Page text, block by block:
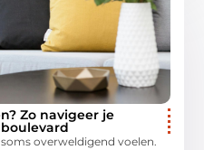
Zo navigeer je
overweldigend voelen.